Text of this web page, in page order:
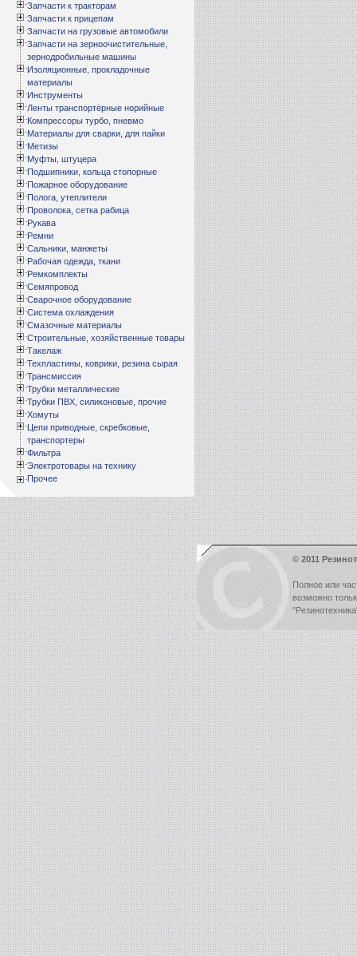
Запчасти к тракторам
Запчасти к прицепам
Запчасти на грузовые автомобили
Запчасти на зерноочистительные,
зернодробильные машины
Изоляционные, прокладочные
материалы
Инструменты
Ленты транспортёрные норийные
Компрессоры турбо, пневмо
Материалы для сварки, для пайки
Метизы
Муфты, штуцера
Подшипники, кольца стопорные
Пожарное оборудование
Полога, утеплители
Проволока, сетка рабица
Рукава
Ремни
Сальники, манжеты
Рабочая одежда, ткани
Ремкомплекты
Семяпровод
Сварочное оборудование
Система охлаждения
Смазочные материалы
Строительные, хозяйственные товары
Такелаж
Техпластины, коврики, резина сырая
Трансмиссия
Трубки металлические
Трубки ПВХ, силиконовые, прочие
Хомуты
Цепи приводные, скребковые,
транспортеры
Фильтра
Электротовары на технику
Прочее
© 2011
Полное или
возможно